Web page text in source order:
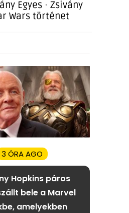
Egyes · Zsivány
Wars történet
3 ÓRA AGO
Hopkins páros
bele a Marvel
amelyekben